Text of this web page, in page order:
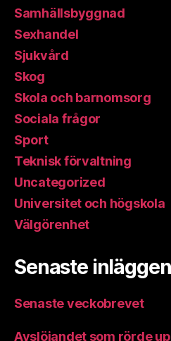
Samhällsbyggnad
Sexhandel
Sjukvård
Skog
Skola och barnomsorg
Sociala frågor
Sport
Teknisk förvaltning
Uncategorized
Universitet och högskola
Välgörenhet
Senaste inläggen
Senaste veckobrevet
Avslöjandet som rörde